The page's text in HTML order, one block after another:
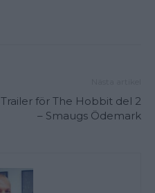
Trailer för The Hobbit del 2
– Smaugs Ödemark